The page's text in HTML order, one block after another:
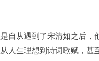
自从遇到了宋清如之后，
人生理想到诗词歌赋，甚